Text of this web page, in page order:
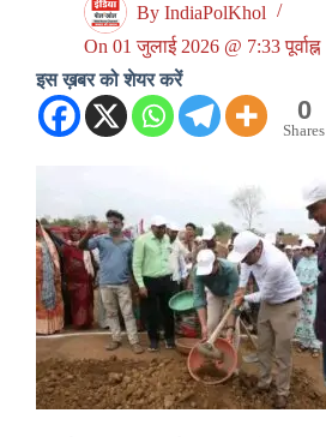
By IndiaPolKhol
On 01 जुलाई 2026 @ 7:33 पूर्वाह्न
इस ख़बर को शेयर करें
0
Shares